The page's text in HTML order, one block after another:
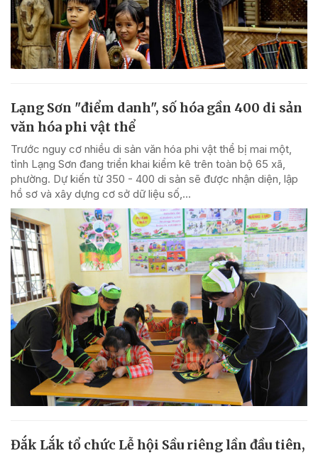
Lạng Sơn "điểm danh", số hóa gần 400 di sản
văn hóa phi vật thể
Trước nguy cơ nhiều di sản văn hóa phi vật thể bị mai một,
tỉnh Lạng Sơn đang triển khai kiểm kê trên toàn bộ 65 xã,
phường. Dự kiến từ 350 - 400 di sản sẽ được nhận diện, lập
hồ sơ và xây dựng cơ sở dữ liệu số,...
Đắk Lắk tổ chức Lễ hội Sầu riêng lần đầu tiên,